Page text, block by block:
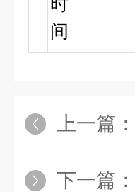
间
上一篇：
下一篇：